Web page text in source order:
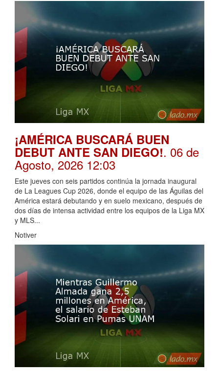
¡AMÉRICA BUSCARÁ BUEN
DEBUT ANTE SAN DIEGO!. 06 de
Agosto, 2026 12:03
Este jueves con seis partidos continúa la jornada inaugural
de La Leagues Cup 2026, donde el equipo de las Águilas del
América estará debutando y en suelo mexicano, después de
dos días de intensa actividad entre los equipos de la Liga MX
y MLS...
Notiver